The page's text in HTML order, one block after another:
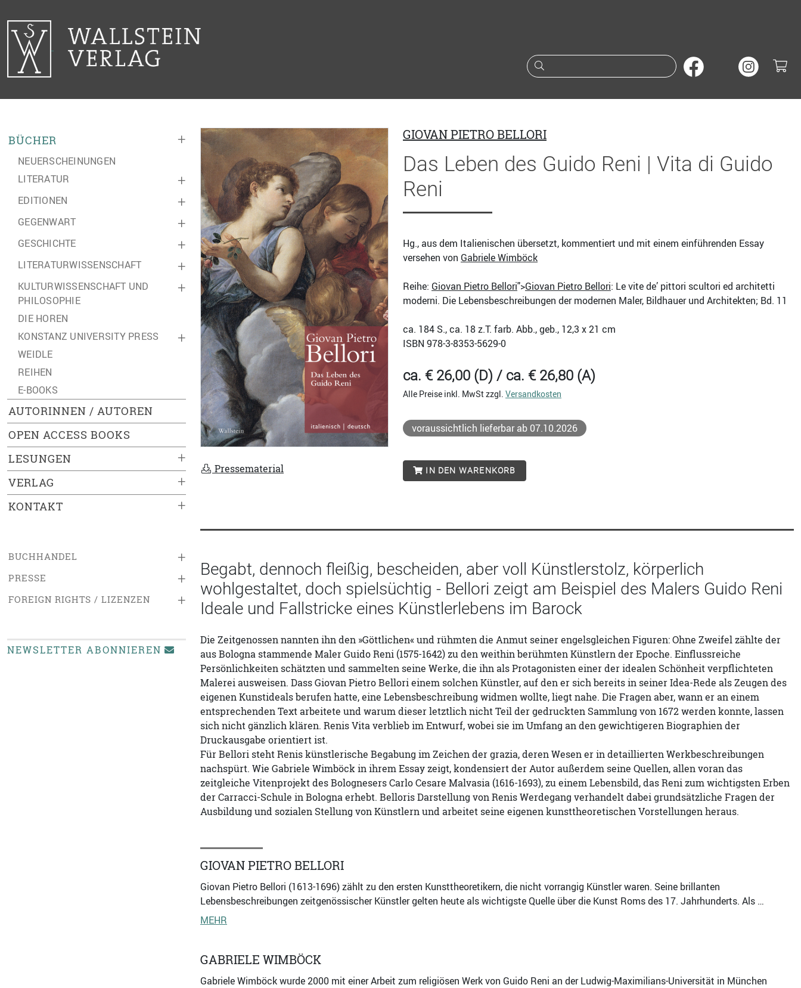
Suche nach Büchern oder
+
BÜCHER
NEUERSCHEINUNGEN
+
LITERATUR
+
EDITIONEN
+
GEGENWART
+
GESCHICHTE
+
LITERATURWISSENSCHAFT
+
KULTURWISSENSCHAFT UND
PHILOSOPHIE
DIE HOREN
+
KONSTANZ UNIVERSITY PRESS
WEIDLE
REIHEN
E-BOOKS
AUTORINNEN / AUTOREN
OPEN ACCESS BOOKS
+
LESUNGEN
+
VERLAG
+
KONTAKT
+
BUCHHANDEL
+
PRESSE
+
FOREIGN RIGHTS / LIZENZEN
NEWSLETTER ABONNIEREN
Pressematerial
GIOVAN PIETRO BELLORI
Das Leben des Guido Reni | Vita di Guido
Reni
Hg., aus dem Italienischen übersetzt, kommentiert und mit einem einführenden Essay
versehen von Gabriele Wimböck
Reihe: Giovan Pietro Bellori">Giovan Pietro Bellori: Le vite de’ pittori scultori ed architetti
moderni. Die Lebensbeschreibungen der modernen Maler, Bildhauer und Architekten; Bd. 11
ca. 184 S., ca. 18 z.T. farb. Abb., geb., 12,3 x 21 cm
ISBN 978-3-8353-5629-0
ca. € 26,00 (D) / ca. € 26,80 (A)
Alle Preise inkl. MwSt zzgl. Versandkosten
voraussichtlich lieferbar ab 07.10.2026
IN DEN WARENKORB
Begabt, dennoch fleißig, bescheiden, aber voll Künstlerstolz, körperlich
wohlgestaltet, doch spielsüchtig - Bellori zeigt am Beispiel des Malers Guido Reni
Ideale und Fallstricke eines Künstlerlebens im Barock
Die Zeitgenossen nannten ihn den »Göttlichen« und rühmten die Anmut seiner engelsgleichen Figuren: Ohne Zweifel zählte der
aus Bologna stammende Maler Guido Reni (1575-1642) zu den weithin berühmten Künstlern der Epoche. Einflussreiche
Persönlichkeiten schätzten und sammelten seine Werke, die ihn als Protagonisten einer der idealen Schönheit verpflichteten
Malerei ausweisen. Dass Giovan Pietro Bellori einem solchen Künstler, auf den er sich bereits in seiner Idea-Rede als Zeugen des
eigenen Kunstideals berufen hatte, eine Lebensbeschreibung widmen wollte, liegt nahe. Die Fragen aber, wann er an einem
entsprechenden Text arbeitete und warum dieser letztlich nicht Teil der gedruckten Sammlung von 1672 werden konnte, lassen
sich nicht gänzlich klären. Renis Vita verblieb im Entwurf, wobei sie im Umfang an den gewichtigeren Biographien der
Druckausgabe orientiert ist.
Für Bellori steht Renis künstlerische Begabung im Zeichen der grazia, deren Wesen er in detaillierten Werkbeschreibungen
nachspürt. Wie Gabriele Wimböck in ihrem Essay zeigt, kondensiert der Autor außerdem seine Quellen, allen voran das
zeitgleiche Vitenprojekt des Bolognesers Carlo Cesare Malvasia (1616-1693), zu einem Lebensbild, das Reni zum wichtigsten Erben
der Carracci-Schule in Bologna erhebt. Belloris Darstellung von Renis Werdegang verhandelt dabei grundsätzliche Fragen der
Ausbildung und sozialen Stellung von Künstlern und arbeitet seine eigenen kunsttheoretischen Vorstellungen heraus.
GIOVAN PIETRO BELLORI
Giovan Pietro Bellori (1613-1696) zählt zu den ersten Kunsttheoretikern, die nicht vorrangig Künstler waren. Seine brillanten
Lebensbeschreibungen zeitgenössischer Künstler gelten heute als wichtigste Quelle über die Kunst Roms des 17. Jahrhunderts. Als …
MEHR
GABRIELE WIMBÖCK
Gabriele Wimböck wurde 2000 mit einer Arbeit zum religiösen Werk von Guido Reni an der Ludwig-Maximilians-Universität in München